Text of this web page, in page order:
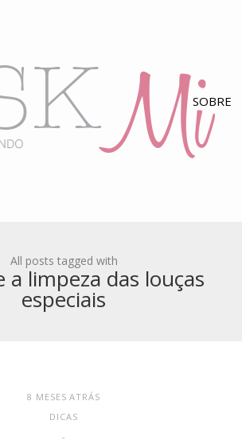
All posts tagged with
a limpeza das louças
especiais
8 MESES ATRÁS
DICAS
-